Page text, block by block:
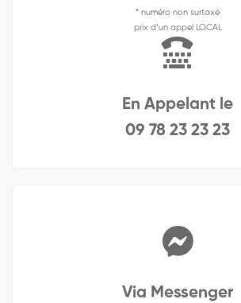
* numéro non surtaxé
prix d’un appel LOCAL
En Appelant le
09 78 23 23 23
Via Messenger